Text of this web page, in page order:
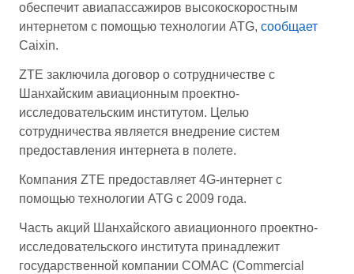
обеспечит авиапассажиров высокоскоростным
интернетом с помощью технологии ATG, сообщает
Caixin.
ZTE заключила договор о сотрудничестве с
Шанхайским авиационным проектно-
исследовательским институтом. Целью
сотрудничества является внедрение систем
предоставления интернета в полете.
Компания ZTE предоставляет 4G-интернет с
помощью технологии ATG с 2009 года.
Часть акций Шанхайского авиационного проектно-
исследовательского института принадлежит
государственной компании СОМАС (Commercial